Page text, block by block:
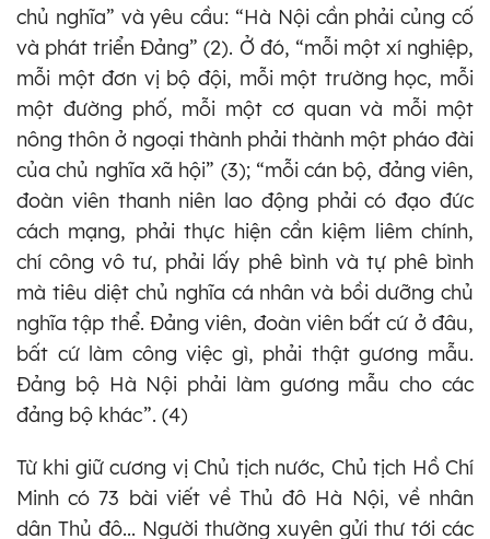
chủ nghĩa” và yêu cầu: “Hà Nội cần phải củng cố
và phát triển Đảng” (2). Ở đó, “mỗi một xí nghiệp,
mỗi một đơn vị bộ đội, mỗi một trường học, mỗi
một đường phố, mỗi một cơ quan và mỗi một
nông thôn ở ngoại thành phải thành một pháo đài
của chủ nghĩa xã hội” (3); “mỗi cán bộ, đảng viên,
đoàn viên thanh niên lao động phải có đạo đức
cách mạng, phải thực hiện cần kiệm liêm chính,
chí công vô tư, phải lấy phê bình và tự phê bình
mà tiêu diệt chủ nghĩa cá nhân và bồi dưỡng chủ
nghĩa tập thể. Đảng viên, đoàn viên bất cứ ở đâu,
bất cứ làm công việc gì, phải thật gương mẫu.
Đảng bộ Hà Nội phải làm gương mẫu cho các
đảng bộ khác”. (4)
Từ khi giữ cương vị Chủ tịch nước, Chủ tịch Hồ Chí
Minh có 73 bài viết về Thủ đô Hà Nội, về nhân
dân Thủ đô... Người thường xuyên gửi thư tới các